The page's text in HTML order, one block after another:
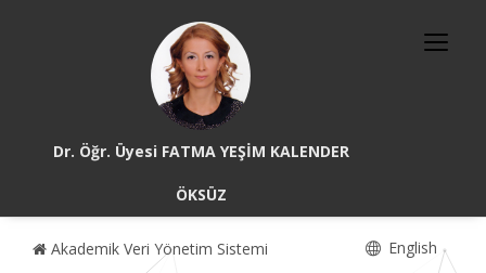
Dr. Öğr. Üyesi FATMA YEŞİM KALENDER
ÖKSÜZ
Akademik Veri Yönetim Sistemi English